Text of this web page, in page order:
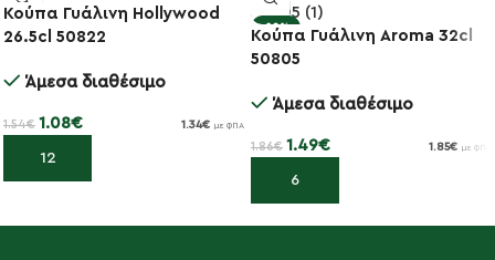
Κούπα Γυάλινη Hollywood
26.5cl 50822
Άμεσα διαθέσιμο
1.54€ 1.08€ 1.34€ με ΦΠΑ
Προσθήκη στο καλάθι
-20%
Κούπα Γυάλινη Aroma 32cl
50805
Άμεσα διαθέσιμο
1.86€ 1.49€ 1.85€ με ΦΠΑ
Προσθήκη στο καλάθι